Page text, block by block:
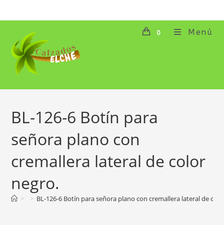
al
contenido
0 Menú
BL-126-6 Botín para
señora plano con
cremallera lateral de color
negro.
> > BL-126-6 Botín para señora plano con cremallera lateral de